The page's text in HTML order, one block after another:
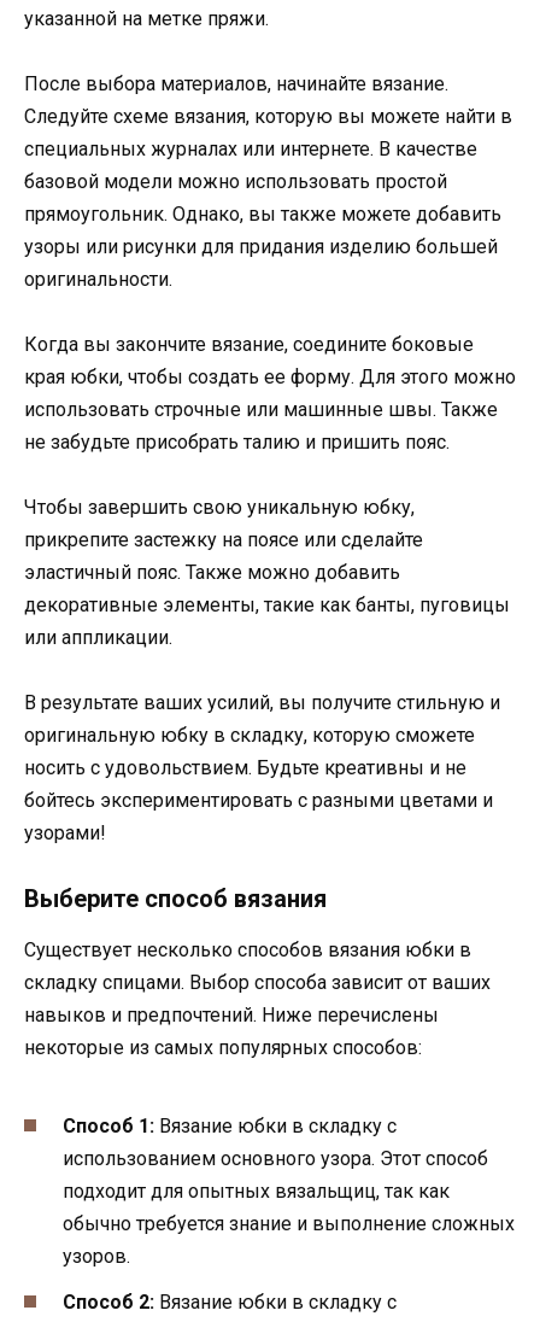
указанной на метке пряжи.
После выбора материалов, начинайте вязание.
Следуйте схеме вязания, которую вы можете найти в
специальных журналах или интернете. В качестве
базовой модели можно использовать простой
прямоугольник. Однако, вы также можете добавить
узоры или рисунки для придания изделию большей
оригинальности.
Когда вы закончите вязание, соедините боковые
края юбки, чтобы создать ее форму. Для этого можно
использовать строчные или машинные швы. Также
не забудьте присобрать талию и пришить пояс.
Чтобы завершить свою уникальную юбку,
прикрепите застежку на поясе или сделайте
эластичный пояс. Также можно добавить
декоративные элементы, такие как банты, пуговицы
или аппликации.
В результате ваших усилий, вы получите стильную и
оригинальную юбку в складку, которую сможете
носить с удовольствием. Будьте креативны и не
бойтесь экспериментировать с разными цветами и
узорами!
Выберите способ вязания
Существует несколько способов вязания юбки в
складку спицами. Выбор способа зависит от ваших
навыков и предпочтений. Ниже перечислены
некоторые из самых популярных способов:
Способ 1: Вязание юбки в складку с
использованием основного узора. Этот способ
подходит для опытных вязальщиц, так как
обычно требуется знание и выполнение сложных
узоров.
Способ 2: Вязание юбки в складку с